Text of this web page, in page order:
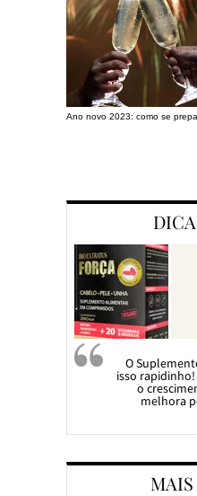
Ano novo 2023: como se
O
isso
o
melhora